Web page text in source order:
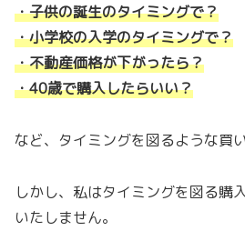
・子供の誕生のタイミングで？
・小学校の入学のタイミングで？
・不動産価格が下がったら？
・40歳で購入したらいい？
など、タイミングを図るような買
しかし、私はタイミングを図る購
いたしません。